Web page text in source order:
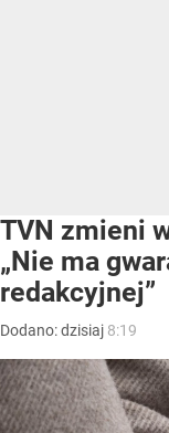
TVN zmieni
„Nie ma
redakcyjnej”
Dodano:dzisiaj 8:19